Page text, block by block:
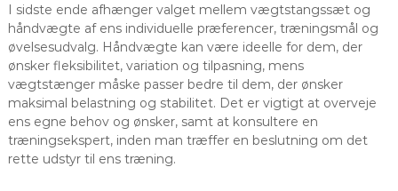
I sidste ende afhænger valget mellem vægtstangssæt og
håndvægte af ens individuelle præferencer, træningsmål og
øvelsesudvalg. Håndvægte kan være ideelle for dem, der
ønsker fleksibilitet, variation og tilpasning, mens
vægtstænger måske passer bedre til dem, der ønsker
maksimal belastning og stabilitet. Det er vigtigt at overveje
ens egne behov og ønsker, samt at konsultere en
træningsekspert, inden man træffer en beslutning om det
rette udstyr til ens træning.